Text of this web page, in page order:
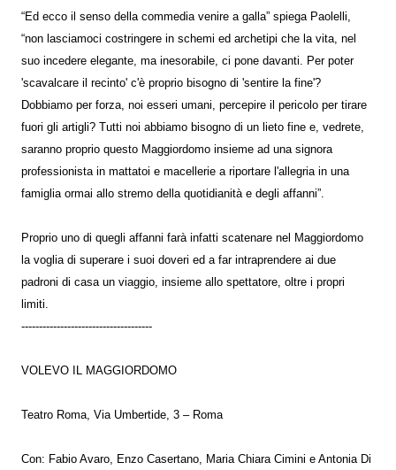
“Ed ecco il senso della commedia venire a galla” spiega Paolelli,
“non lasciamoci costringere in schemi ed archetipi che la vita, nel
suo incedere elegante, ma inesorabile, ci pone davanti. Per poter
'scavalcare il recinto' c'è proprio bisogno di 'sentire la fine'?
Dobbiamo per forza, noi esseri umani, percepire il pericolo per tirare
fuori gli artigli? Tutti noi abbiamo bisogno di un lieto fine e, vedrete,
saranno proprio questo Maggiordomo insieme ad una signora
professionista in mattatoi e macellerie a riportare l'allegria in una
famiglia ormai allo stremo della quotidianità e degli affanni”.
Proprio uno di quegli affanni farà infatti scatenare nel Maggiordomo
la voglia di superare i suoi doveri ed a far intraprendere ai due
padroni di casa un viaggio, insieme allo spettatore, oltre i propri
limiti.
-------------------------------------
VOLEVO IL MAGGIORDOMO
Teatro Roma, Via Umbertide, 3 – Roma
Con: Fabio Avaro, Enzo Casertano, Maria Chiara Cimini e Antonia Di